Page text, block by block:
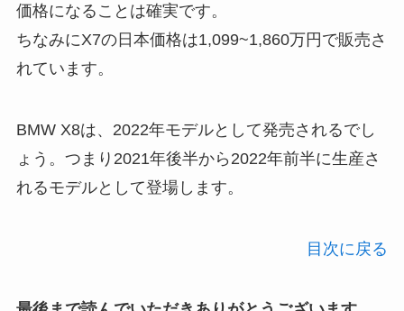
価格になることは確実です。
ちなみにX7の日本価格は1,099~1,860万円で販売さ
れています。
BMW X8は、2022年モデルとして発売されるでし
ょう。つまり2021年後半から2022年前半に生産さ
れるモデルとして登場します。
目次に戻る